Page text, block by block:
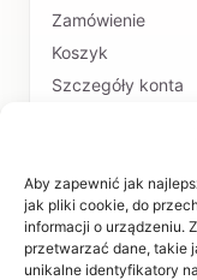
Aby zapewnić jak
jak pliki cookie, do
informacji o urządzeniu.
przetwarzać dane, takie
unikalne identyfikatory
Zamówienie
Koszyk
Szczegóły konta
PŁATNOŚCI I
Formy płatności
Czas realizacji i
INFORMACJE